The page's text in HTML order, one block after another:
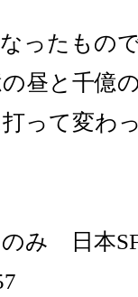
ったもの
昼と千億
って変わ
み 日本